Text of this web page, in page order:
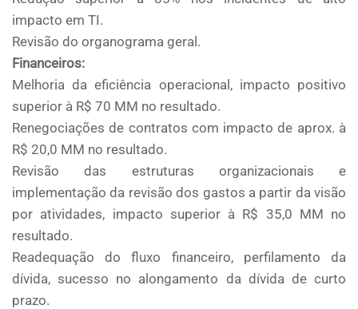
impacto em TI.
Revisão do organograma geral.
Financeiros:
Melhoria da eficiência operacional, impacto positivo
superior à R$ 70 MM no resultado.
Renegociações de contratos com impacto de aprox. à
R$ 20,0 MM no resultado.
Revisão das estruturas organizacionais e
implementação da revisão dos gastos a partir da visão
por atividades, impacto superior à R$ 35,0 MM no
resultado.
Readequação do fluxo financeiro, perfilamento da
dívida, sucesso no alongamento da dívida de curto
prazo.